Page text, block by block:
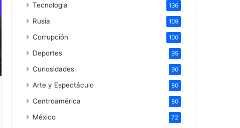
Tecnologia 136
Rusia 109
Corrupción 100
Deportes 95
Curiosidades 90
Arte y Espectáculo 80
Centroamérica 80
México 72